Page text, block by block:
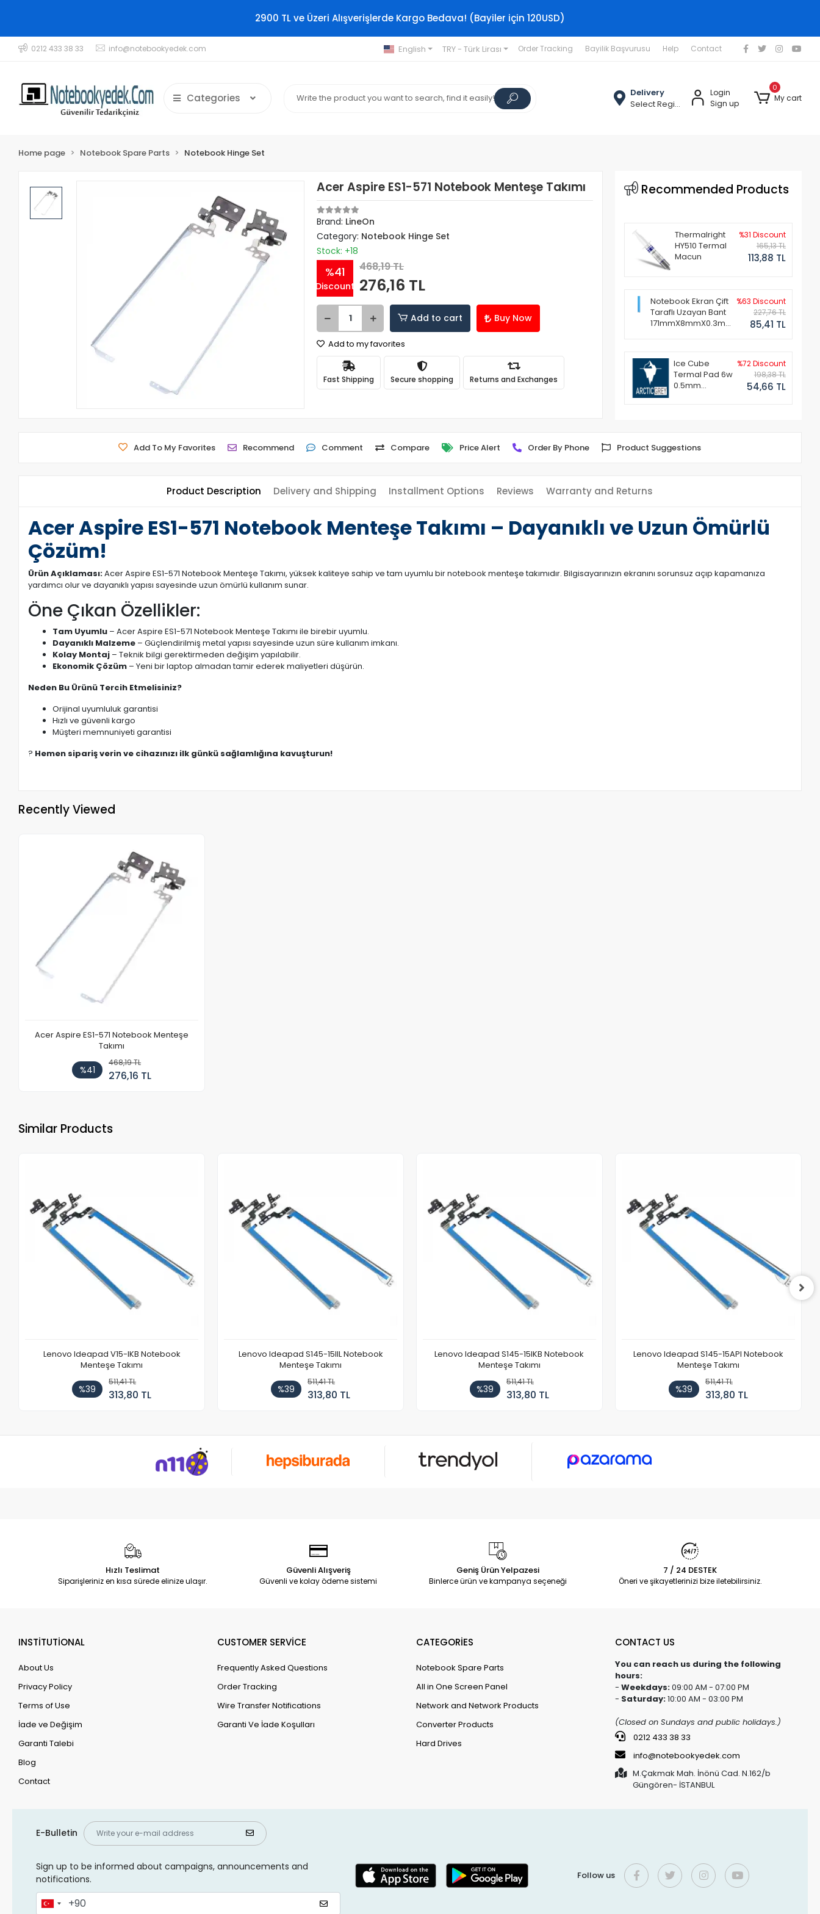
2900 TL ve Üzeri Alışverişlerde Kargo Bedava! (Bayiler için 120USD)
0212 433 38 33 info@notebookyedek.com English TRY - Türk Lirası Order Tracking Bayilik Başvurusu Help Contact
Categories
Delivery
Select Region
Login
Sign up
0
My cart
Home page Notebook Spare Parts Notebook Hinge Set
Acer Aspire ES1-571 Notebook Menteşe Takımı
Brand: LineOn
Category: Notebook Hinge Set
Stock: +18
%41
Discount
468,19 TL
276,16 TL
Add to cart Buy Now
Add to my favorites
Fast Shipping Secure shopping Returns and Exchanges
Recommended Products
Thermalright
HY510 Termal
Macun
%31 Discount
165,13 TL
113,88 TL
Notebook Ekran Çift
Taraflı Uzayan Bant
171mmX8mmX0.3mm
%63 Discount
227,76 TL
85,41 TL
Ice Cube
Termal Pad 6w
0.5mm
%72 Discount
198,38 TL
54,66 TL
Add To My Favorites Recommend Comment Compare Price Alert Order By Phone Product Suggestions
Product Description Delivery and Shipping Installment Options Reviews Warranty and Returns
Acer Aspire ES1-571 Notebook Menteşe Takımı – Dayanıklı ve Uzun Ömürlü
Çözüm!
Ürün Açıklaması:Acer Aspire ES1-571 Notebook Menteşe Takımı, yüksek kaliteye sahip ve tam uyumlu bir notebook menteşe takımıdır. Bilgisayarınızın ekranını sorunsuz açıp kapamanıza
yardımcı olur ve dayanıklı yapısı sayesinde uzun ömürlü kullanım sunar.
Öne Çıkan Özellikler:
Tam Uyumlu – Acer Aspire ES1-571 Notebook Menteşe Takımı ile birebir uyumlu.
Dayanıklı Malzeme – Güçlendirilmiş metal yapısı sayesinde uzun süre kullanım imkanı.
Kolay Montaj – Teknik bilgi gerektirmeden değişim yapılabilir.
Ekonomik Çözüm – Yeni bir laptop almadan tamir ederek maliyetleri düşürün.
Neden Bu Ürünü Tercih Etmelisiniz?
Orijinal uyumluluk garantisi
Hızlı ve güvenli kargo
Müşteri memnuniyeti garantisi
? Hemen sipariş verin ve cihazınızı ilk günkü sağlamlığına kavuşturun!
Recently Viewed
Acer Aspire ES1-571 Notebook Menteşe
Takımı
%41
468,19 TL
276,16 TL
Similar Products
Lenovo Ideapad V15-IKB Notebook
Menteşe Takımı
%39
511,41 TL
313,80 TL
Lenovo Ideapad S145-15IIL Notebook
Menteşe Takımı
%39
511,41 TL
313,80 TL
Lenovo Ideapad S145-15IKB Notebook
Menteşe Takımı
%39
511,41 TL
313,80 TL
Lenovo Ideapad S145-15API Notebook
Menteşe Takımı
%39
511,41 TL
313,80 TL
Hızlı Teslimat
Siparişleriniz en kısa sürede elinize ulaşır.
Güvenli Alışveriş
Güvenli ve kolay ödeme sistemi
Geniş Ürün Yelpazesi
Binlerce ürün ve kampanya seçeneği
7 / 24 DESTEK
Öneri ve şikayetlerinizi bize iletebilirsiniz.
INSTİTUTİONAL
About Us
Privacy Policy
Terms of Use
İade ve Değişim
Garanti Talebi
Blog
Contact
CUSTOMER SERVİCE
Frequently Asked Questions
Order Tracking
Wire Transfer Notifications
Garanti Ve İade Koşulları
CATEGORİES
Notebook Spare Parts
All in One Screen Panel
Network and Network Products
Converter Products
Hard Drives
CONTACT US
You can reach us during the following
hours:
- Weekdays:09:00 AM - 07:00 PM
- Saturday:10:00 AM - 03:00 PM
(Closed on Sundays and public holidays.)
0212 433 38 33
info@notebookyedek.com
M.Çakmak Mah. İnönü Cad. N.162/b
Güngören- İSTANBUL
E-Bulletin
Sign up to be informed about campaigns, announcements and
notifications.
Follow us